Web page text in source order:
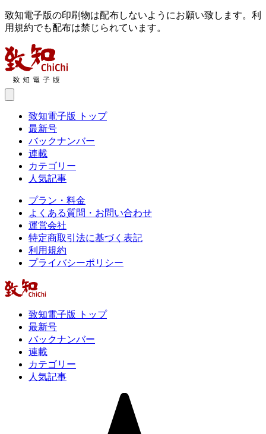
致知電子版の印刷物は配布しないようにお願い致します。利
用規約でも配布は禁じられています。
致知電子版 トップ
最新号
バックナンバー
連載
カテゴリー
人気記事
プラン・料金
よくある質問・お問い合わせ
運営会社
特定商取引法に基づく表記
利用規約
プライバシーポリシー
致知電子版 トップ
最新号
バックナンバー
連載
カテゴリー
人気記事